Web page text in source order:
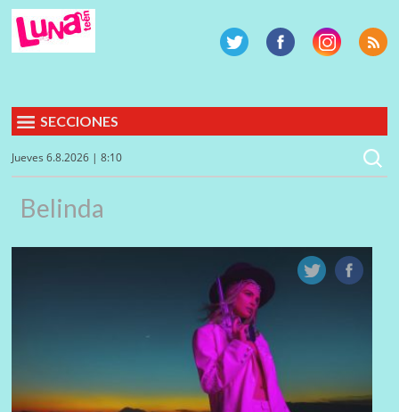
SECCIONES
Jueves 6.8.2026 | 8:10
Belinda